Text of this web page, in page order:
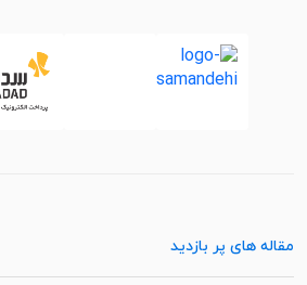
مقاله های پر بازدید